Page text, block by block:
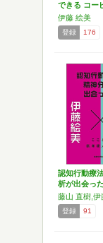
できる コー
や…
伊藤 絵美
登録 176
認知行動療
析が出会っ
ろの…
藤山 直樹,伊
登録 91